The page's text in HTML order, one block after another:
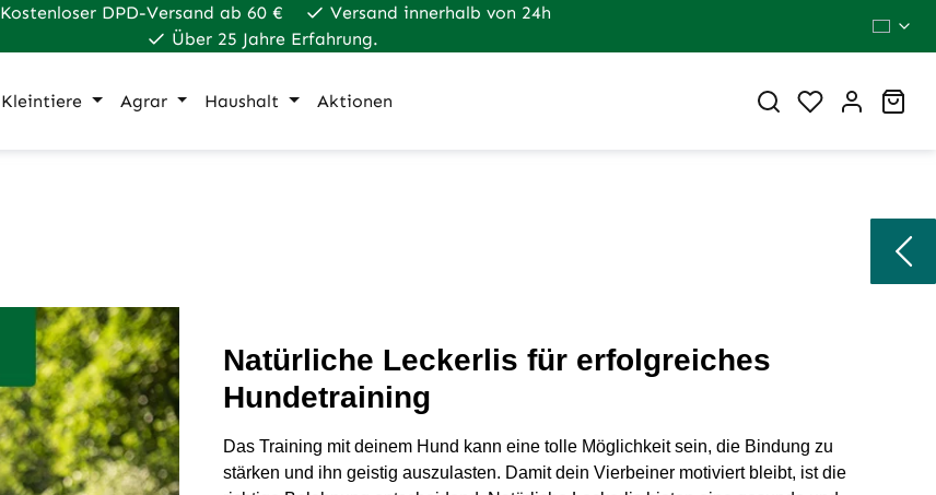
Kostenloser DPD-Versand ab 60 €
Versand innerhalb von 24h
Über 25 Jahre Erfahrung.
Kleintiere Agrar Haushalt Aktionen Du hast 0
Natürliche Leckerlis für erfolgreiches
Hundetraining
Das Training mit deinem Hund kann eine tolle Möglichkeit sein, die Bindung zu
stärken und ihn geistig auszulasten. Damit dein Vierbeiner motiviert bleibt, ist die